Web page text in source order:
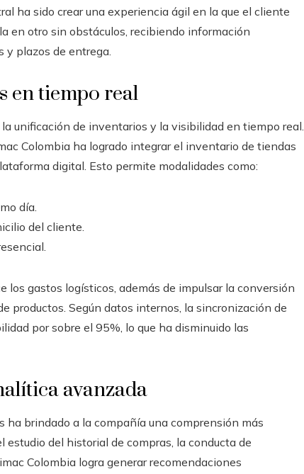
ha sido crear una experiencia ágil en la que el cliente
en otro sin obstáculos, recibiendo información
y plazos de entrega.
en tiempo real
unificación de inventarios y la visibilidad en tiempo real.
Colombia ha logrado integrar el inventario de tiendas
digital. Esto permite modalidades como:
día.
del cliente.
los gastos logísticos, además de impulsar la conversión
productos. Según datos internos, la sincronización de
por sobre el 95%, lo que ha disminuido las
avanzada
brindado a la compañía una comprensión más
del historial de compras, la conducta de
Colombia logra generar recomendaciones